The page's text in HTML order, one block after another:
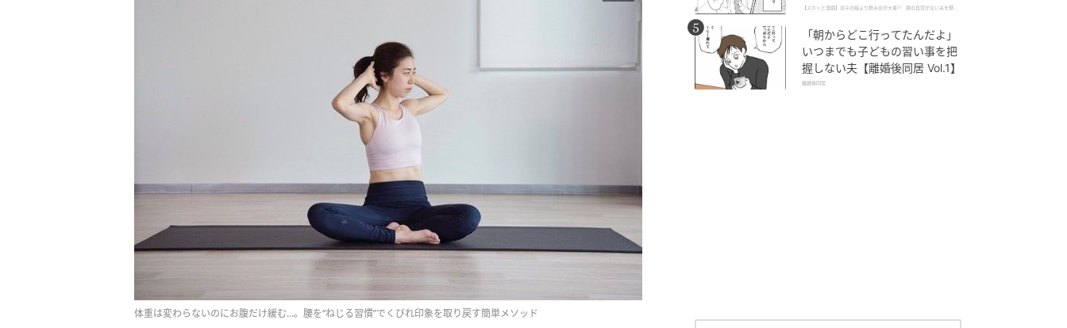
体重は変わらないのにお腹だけ緩む…。腰を“ねじる習慣”でくびれ印象を取り戻す簡単メソッド
【スカッと漫画】双子の娘より飲み会が大事!? 親の自覚がない夫を懲ら
「朝からどこ行ってたんだよ」
いつまでも子どもの習い事を把
握しない夫【離婚後同居 Vol.1】
離婚後同居